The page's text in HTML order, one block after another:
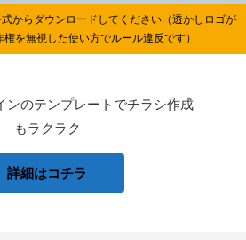
からダウンロードしてください（透かしロゴが
を無視した使い方でルール違反です）
ンのテンプレートでチラシ作成
もラクラク
詳細はコチラ